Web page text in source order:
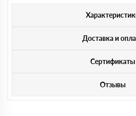
Доставка и
Сертификаты
Отзывы